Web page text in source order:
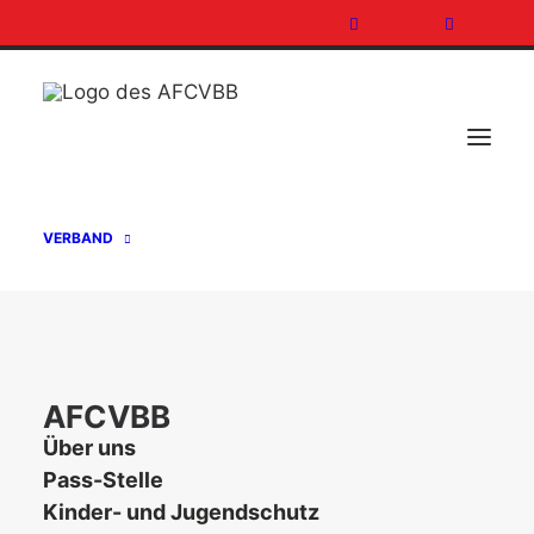
VERBAND
AFCVBB
Über uns
Pass-Stelle
Kinder- und Jugendschutz
TRAINERSTAB BIG EAST STEHT FEST